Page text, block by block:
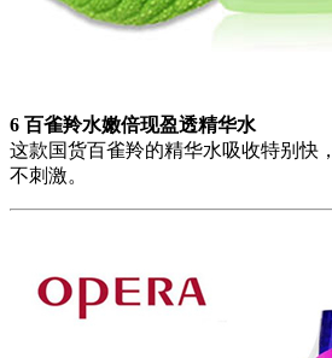
6 百雀羚水嫩倍现盈透精华水
这款国货百雀羚的精华水吸收特别快
不刺激。